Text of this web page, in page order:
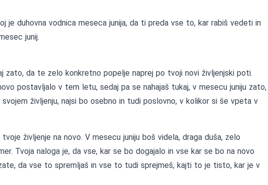
je duhovna vodnica meseca junija, da ti preda vse to, kar rabiš vedeti in
junij.
zato, da te zelo konkretno popelje naprej po tvoji novi življenjski poti.
postavljalo v tem letu, sedaj pa se nahajaš tukaj, v mesecu juniju zato,
življenju, najsi bo osebno in tudi poslovno, v kolikor si še vpeta v
življenje na novo. V mesecu juniju boš videla, draga duša, zelo
Tvoja naloga je, da vse, kar se bo dogajalo in vse kar se bo na novo
da vse to spremljaš in vse to tudi sprejmeš, kajti to je tisto, kar je v